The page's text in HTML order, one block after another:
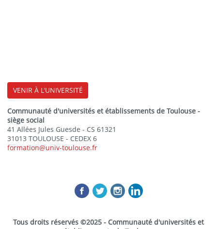
VENIR À L'UNIVERSITÉ
Communauté d'universités et établissements de Toulouse -
siège social
41 Allées Jules Guesde - CS 61321
31013 TOULOUSE - CEDEX 6
formation@univ-toulouse.fr
Tous droits réservés ©2025 - Communauté d'universités et